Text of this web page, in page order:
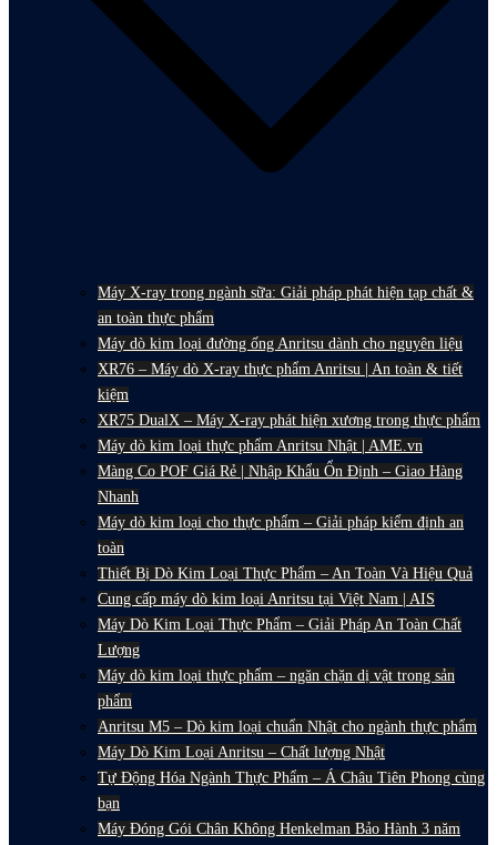
Máy X-ray trong ngành sữa: Giải pháp phát hiện tạp chất &
an toàn thực phẩm
Máy dò kim loại đường ống Anritsu dành cho nguyên liệu
XR76 – Máy dò X-ray thực phẩm Anritsu | An toàn & tiết
kiệm
XR75 DualX – Máy X-ray phát hiện xương trong thực phẩm
Máy dò kim loại thực phẩm Anritsu Nhật | AME.vn
Màng Co POF Giá Rẻ | Nhập Khẩu Ổn Định – Giao Hàng
Nhanh
Máy dò kim loại cho thực phẩm – Giải pháp kiểm định an
toàn
Thiết Bị Dò Kim Loại Thực Phẩm – An Toàn Và Hiệu Quả
Cung cấp máy dò kim loại Anritsu tại Việt Nam | AIS
Máy Dò Kim Loại Thực Phẩm – Giải Pháp An Toàn Chất
Lượng
Máy dò kim loại thực phẩm – ngăn chặn dị vật trong sản
phẩm
Anritsu M5 – Dò kim loại chuẩn Nhật cho ngành thực phẩm
Máy Dò Kim Loại Anritsu – Chất lượng Nhật
Tự Động Hóa Ngành Thực Phẩm – Á Châu Tiên Phong cùng
bạn
Máy Đóng Gói Chân Không Henkelman Bảo Hành 3 năm